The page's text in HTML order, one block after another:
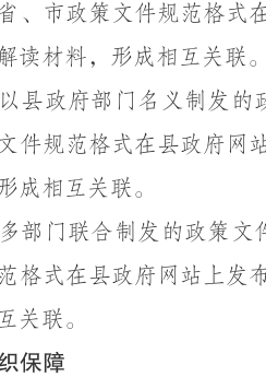
、市政策文件规范格式
读材料，形成相互关联
以县政府部门名义制发
件规范格式在县政府网
成相互关联。
多部门联合制发的政策
格式在县政府网站上发
关联。
保障